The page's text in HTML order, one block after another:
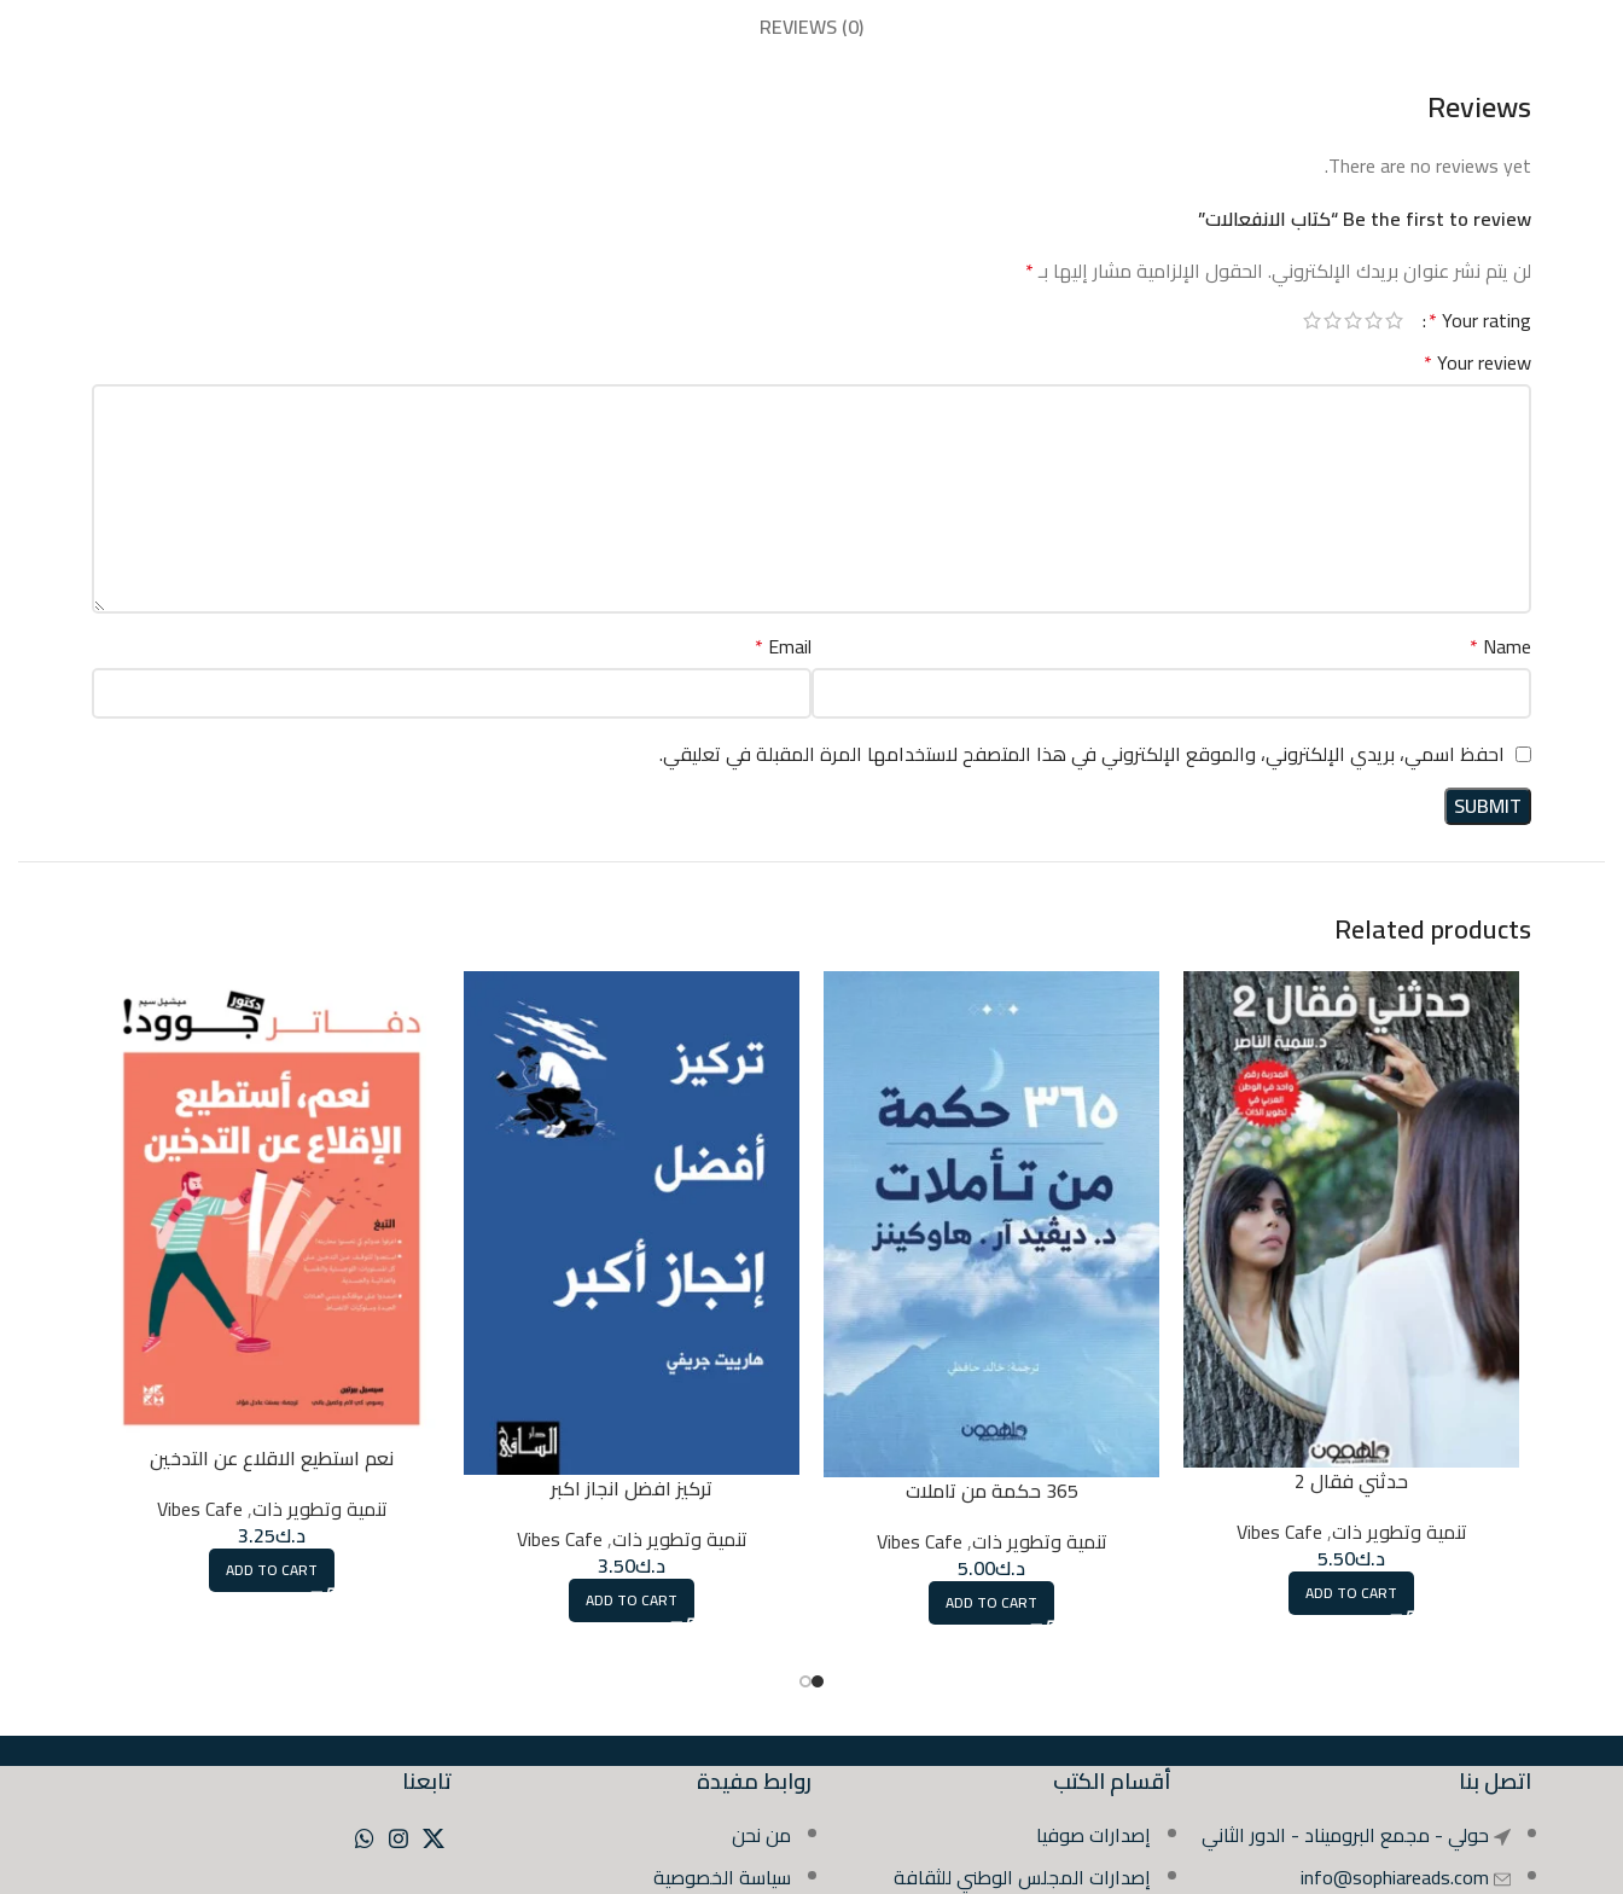
REVIEWS (0)
Reviews
There are no reviews yet.
Be the first to review “كتاب الانفعالات”
لن يتم نشر عنوان بريدك الإلكتروني. الحقول الإلزامية مشار إليها بـ*
Your rating
*
Your review
*
Name
*
Email
*
احفظ اسمي، بريدي الإلكتروني، والموقع الإلكتروني في هذا المتصفح لاستخدامها المرة المقبلة في تعليقي.
Related products
حدثني فقال 2
تنمية وتطوير ذات,
Vibes Cafe
د.ك5.50
ADD TO CART
365 حكمة من تاملات
تنمية وتطوير ذات,
Vibes Cafe
د.ك5.00
ADD TO CART
تركيز افضل انجاز اكبر
تنمية وتطوير ذات,
Vibes Cafe
د.ك3.50
ADD TO CART
نعم استطيع الاقلاع عن التدخين
تنمية وتطوير ذات,
Vibes Cafe
د.ك3.25
ADD TO CART
اتصل بنا
حولي - مجمع البروميناد - الدور الثاني
info@sophiareads.com
أقسام الكتب
إصدارات صوفيا
إصدارات المجلس الوطني للثقافة
روابط مفيدة
من نحن
سياسة الخصوصية
تابعنا